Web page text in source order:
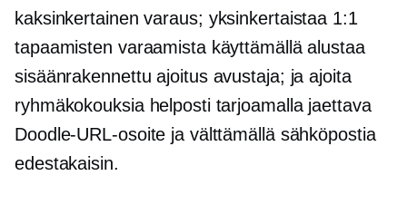
kaksinkertainen varaus; yksinkertaistaa 1:1
tapaamisten varaamista käyttämällä alustaa
sisäänrakennettu ajoitus avustaja; ja ajoita
ryhmäkokouksia helposti tarjoamalla jaettava
Doodle-URL-osoite ja välttämällä sähköpostia
edestakaisin.